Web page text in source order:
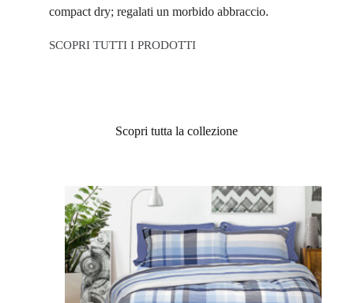
compact dry; regalati un morbido abbraccio.
SCOPRI TUTTI I PRODOTTI
Scopri tutta la collezione